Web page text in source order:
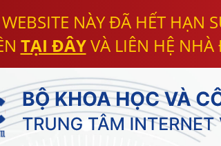
NÀY ĐÃ HẾT HẠN
TẠI ĐÂYVÀ LIÊN HỆ NHÀ